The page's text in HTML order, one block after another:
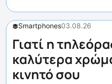
Smartphones03.08.26
Γιατί η
καλύτερα
κινητό σου